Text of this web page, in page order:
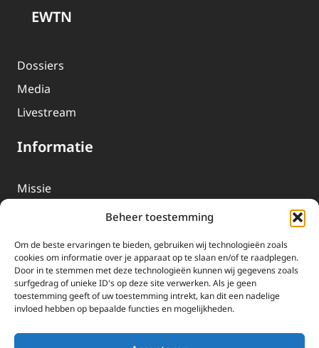
Beheer toestemming
Om de beste ervaringen te bieden, gebruiken wij technologieën zoals
cookies om informatie over je apparaat op te slaan en/of te raadplegen.
Door in te stemmen met deze technologieën kunnen wij gegevens zoals
surfgedrag of unieke ID's op deze site verwerken. Als je geen
toestemming geeft of uw toestemming intrekt, kan dit een nadelige
invloed hebben op bepaalde functies en mogelijkheden.
EWTN
Dossiers
Media
Livestream
Informatie
Missie
EWTN-Team
Organisatiegegevens
Doneren
EWTN wordt uitsluitend gefinancierd door uw donaties.